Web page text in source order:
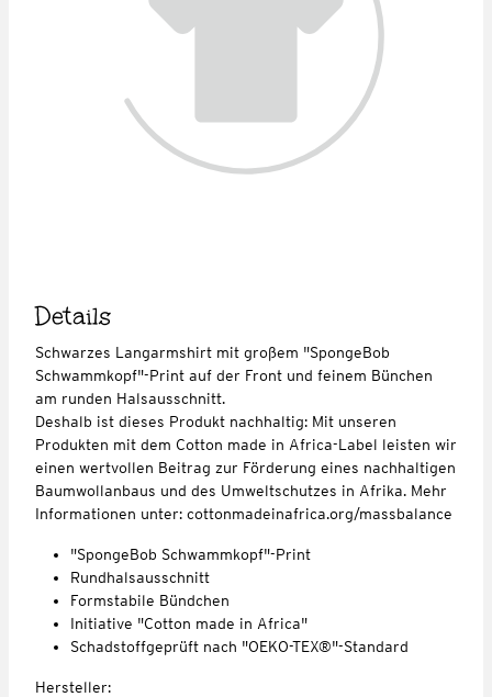
Details
Schwarzes Langarmshirt mit großem "SpongeBob
Schwammkopf"-Print auf der Front und feinem Bünchen
am runden Halsausschnitt.
Deshalb ist dieses Produkt nachhaltig: Mit unseren
Produkten mit dem Cotton made in Africa-Label leisten wir
einen wertvollen Beitrag zur Förderung eines nachhaltigen
Baumwollanbaus und des Umweltschutzes in Afrika. Mehr
Informationen unter: cottonmadeinafrica.org/massbalance
"SpongeBob Schwammkopf"-Print
Rundhalsausschnitt
Formstabile Bündchen
Initiative "Cotton made in Africa"
Schadstoffgeprüft nach "OEKO-TEX®"-Standard
Hersteller: